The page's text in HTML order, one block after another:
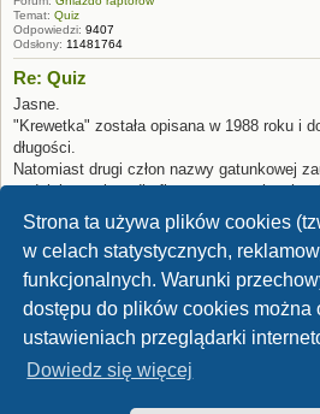
Strona ta używa plików cookies
w celach statystycznych,
funkcjonalnych. Warunki
dostępu do plików cookies można
ustawieniach przeglądarki
Dowiedz się więcej
Temat: Quiz
Odpowiedzi: 9407
Odsłony: 11481764
Re: Quiz
Jasne.
"Krewetka" została opisana w 1988 roku i
długości.
Natomiast drugi człon nazwy gatunkowej
podziękowaniem dla firmy sponsorującej
Znaleziono 58 wyników 1
Forum Dinozaury.com
Dinozaury.com© 2006-